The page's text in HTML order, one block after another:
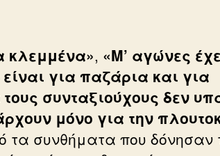
κλεμμένα», «Μ’ αγώνες
για παζάρια και για
τους συνταξιούχους δεν
μόνο για την
τα συνθήματα που δόνησαν